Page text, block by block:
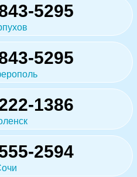
5295
5295
1386
2594